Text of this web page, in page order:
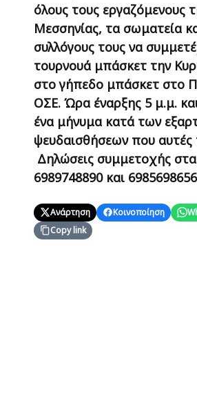
όλους τους εργαζόμενους
Μεσσηνίας, τα σωματεία
συλλόγους τους να
τουρνουά μπάσκετ την
στο γήπεδο μπάσκετ στο
ΟΣΕ. Ώρα έναρξης 5 μ.μ.
ένα μήνυμα κατά των
ψευδαισθήσεων που
Δηλώσεις συμμετοχής
6989748890 και
Ανάρτηση Κοινοποίηση
Copy link